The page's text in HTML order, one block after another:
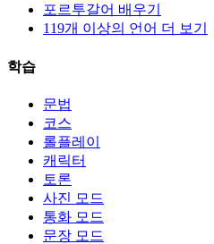
포르투갈어 배우기
119개 이상의 언어 더 보기
학습
문법
코스
롤플레이
캐릭터
토론
사진 모드
통화 모드
문장 모드